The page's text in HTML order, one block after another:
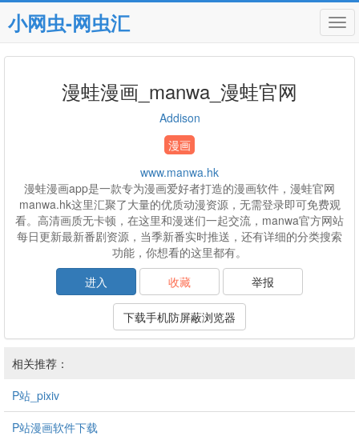
小网虫-网虫汇
漫蛙漫画_manwa_漫蛙官网
Addison
漫画
www.manwa.hk
漫蛙漫画app是一款专为漫画爱好者打造的漫画软件，漫蛙官网
manwa.hk这里汇聚了大量的优质动漫资源，无需登录即可免费观
看。高清画质无卡顿，在这里和漫迷们一起交流，manwa官方网站
每日更新最新番剧资源，当季新番实时推送，还有详细的分类搜索
功能，你想看的这里都有。
进入
收藏 举报
下载手机防屏蔽浏览器
相关推荐：
P站_pixiv
P站漫画软件下载